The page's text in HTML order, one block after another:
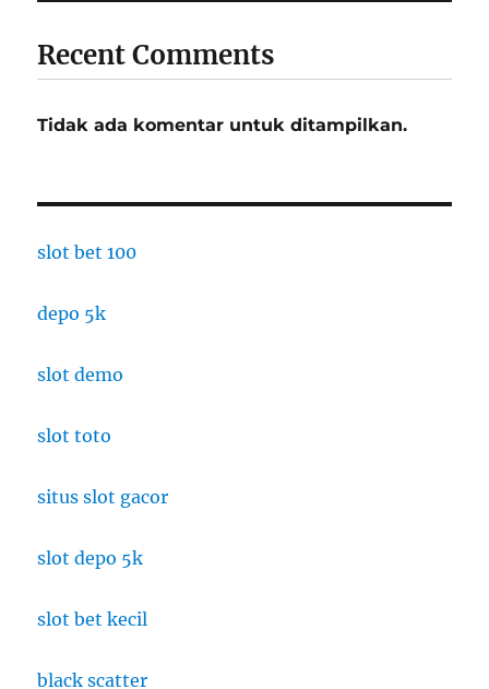
Recent Comments
Tidak ada komentar untuk ditampilkan.
slot bet 100
depo 5k
slot demo
slot toto
situs slot gacor
slot depo 5k
slot bet kecil
black scatter